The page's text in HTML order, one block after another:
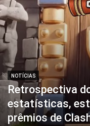
NOTÍCIAS
Retrospectiva
estatísticas,
prêmios de